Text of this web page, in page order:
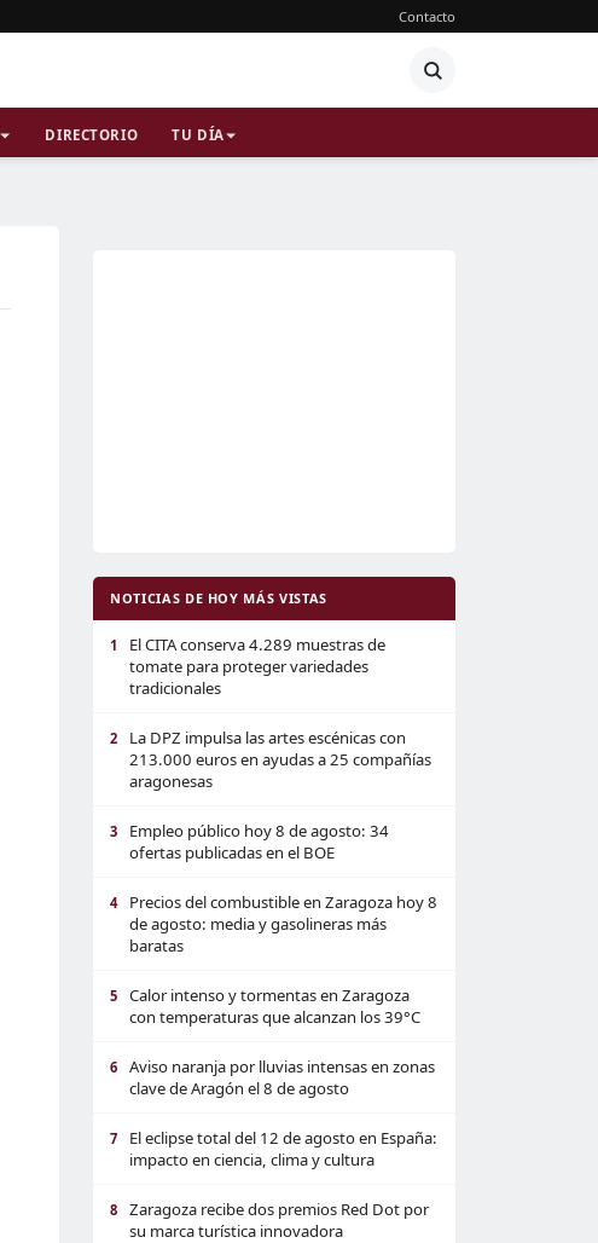
Contacto
DIRECTORIO TU DÍA
NOTICIAS DE HOY MÁS VISTAS
1
El CITA conserva 4.289 muestras de
tomate para proteger variedades
tradicionales
2
La DPZ impulsa las artes escénicas con
213.000 euros en ayudas a 25 compañías
aragonesas
3
Empleo público hoy 8 de agosto: 34
ofertas publicadas en el BOE
4
Precios del combustible en Zaragoza hoy 8
de agosto: media y gasolineras más
baratas
5
Calor intenso y tormentas en Zaragoza
con temperaturas que alcanzan los 39°C
6
Aviso naranja por lluvias intensas en zonas
clave de Aragón el 8 de agosto
7
El eclipse total del 12 de agosto en España:
impacto en ciencia, clima y cultura
8
Zaragoza recibe dos premios Red Dot por
su marca turística innovadora